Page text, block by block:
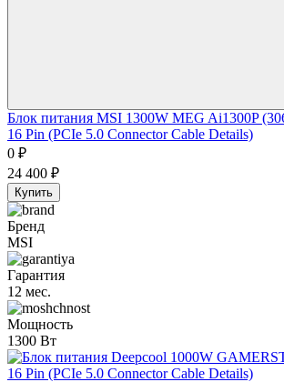
Блок питания MSI 1300W MEG Ai1300P
16 Pin (PCIe 5.0 Connector Cable Details)
0 ₽
24 400 ₽
Купить
Бренд
MSI
Гарантия
12 мес.
Мощность
1300 Вт